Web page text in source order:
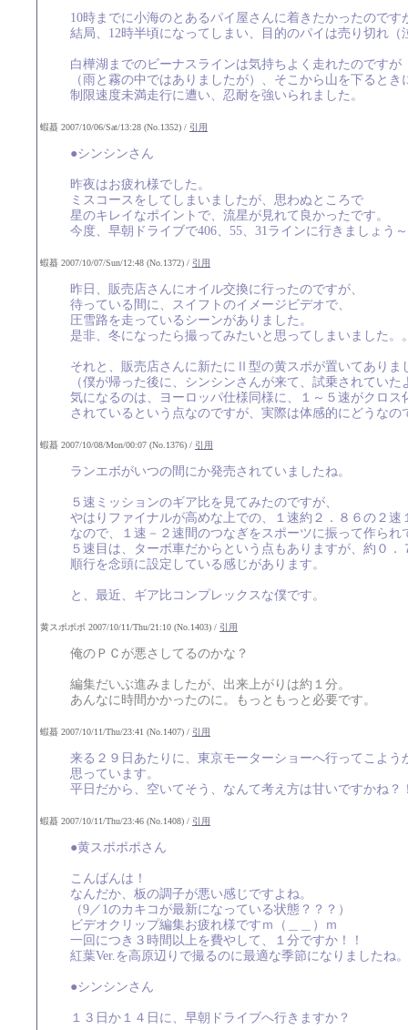
10時までに小海のとあるパイ屋さんに着きたかったのです
結局、12時半頃になってしまい、目的のパイは売り切れ（
白樺湖までのビーナスラインは気持ちよく走れたのですが
（雨と霧の中ではありましたが）、そこから山を下るとき
制限速度未満走行に遭い、忍耐を強いられました。
蝦蟇 2007/10/06/Sat/13:28 (No.1352) / 引用
●シンシンさん
昨夜はお疲れ様でした。
ミスコースをしてしまいましたが、思わぬところで
星のキレイなポイントで、流星が見れて良かったです。
今度、早朝ドライブで406、55、31ラインに行きましょう～
蝦蟇 2007/10/07/Sun/12:48 (No.1372) / 引用
昨日、販売店さんにオイル交換に行ったのですが、
待っている間に、スイフトのイメージビデオで、
圧雪路を走っているシーンがありました。
是非、冬になったら撮ってみたいと思ってしまいました。
それと、販売店さんに新たにⅡ型の黄スポが置いてありま
（僕が帰った後に、シンシンさんが来て、試乗されていた
気になるのは、ヨーロッパ仕様同様に、１～５速がクロス
されているという点なのですが、実際は体感的にどうなの
蝦蟇 2007/10/08/Mon/00:07 (No.1376) / 引用
ランエボがいつの間にか発売されていましたね。
５速ミッションのギア比を見てみたのですが、
やはりファイナルが高めな上での、１速約２．８６の２速
なので、１速－２速間のつなぎをスポーツに振って作られ
５速目は、ターボ車だからという点もありますが、約０．
順行を念頭に設定している感じがあります。
と、最近、ギア比コンプレックスな僕です。
黄スポポポ 2007/10/11/Thu/21:10 (No.1403) / 引用
俺のＰＣが悪さしてるのかな？
編集だいぶ進みましたが、出来上がりは約１分。
あんなに時間かかったのに。もっともっと必要です。
蝦蟇 2007/10/11/Thu/23:41 (No.1407) / 引用
来る２９日あたりに、東京モーターショーへ行ってこよう
思っています。
平日だから、空いてそう、なんて考え方は甘いですかね？
蝦蟇 2007/10/11/Thu/23:46 (No.1408) / 引用
●黄スポポポさん
こんばんは！
なんだか、板の調子が悪い感じですよね。
（9／1のカキコが最新になっている状態？？？）
ビデオクリップ編集お疲れ様ですｍ（＿＿）ｍ
一回につき３時間以上を費やして、１分ですか！！
紅葉Ver.を高原辺りで撮るのに最適な季節になりましたね
●シンシンさん
１３日か１４日に、早朝ドライブへ行きますか？